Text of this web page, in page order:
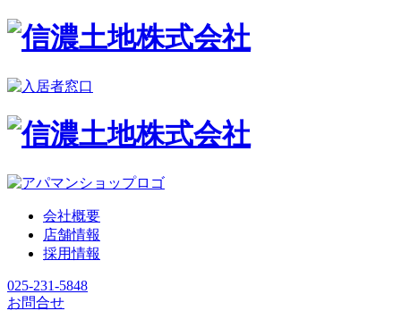
会社概要
店舗情報
採用情報
025-231-5848
お問合せ